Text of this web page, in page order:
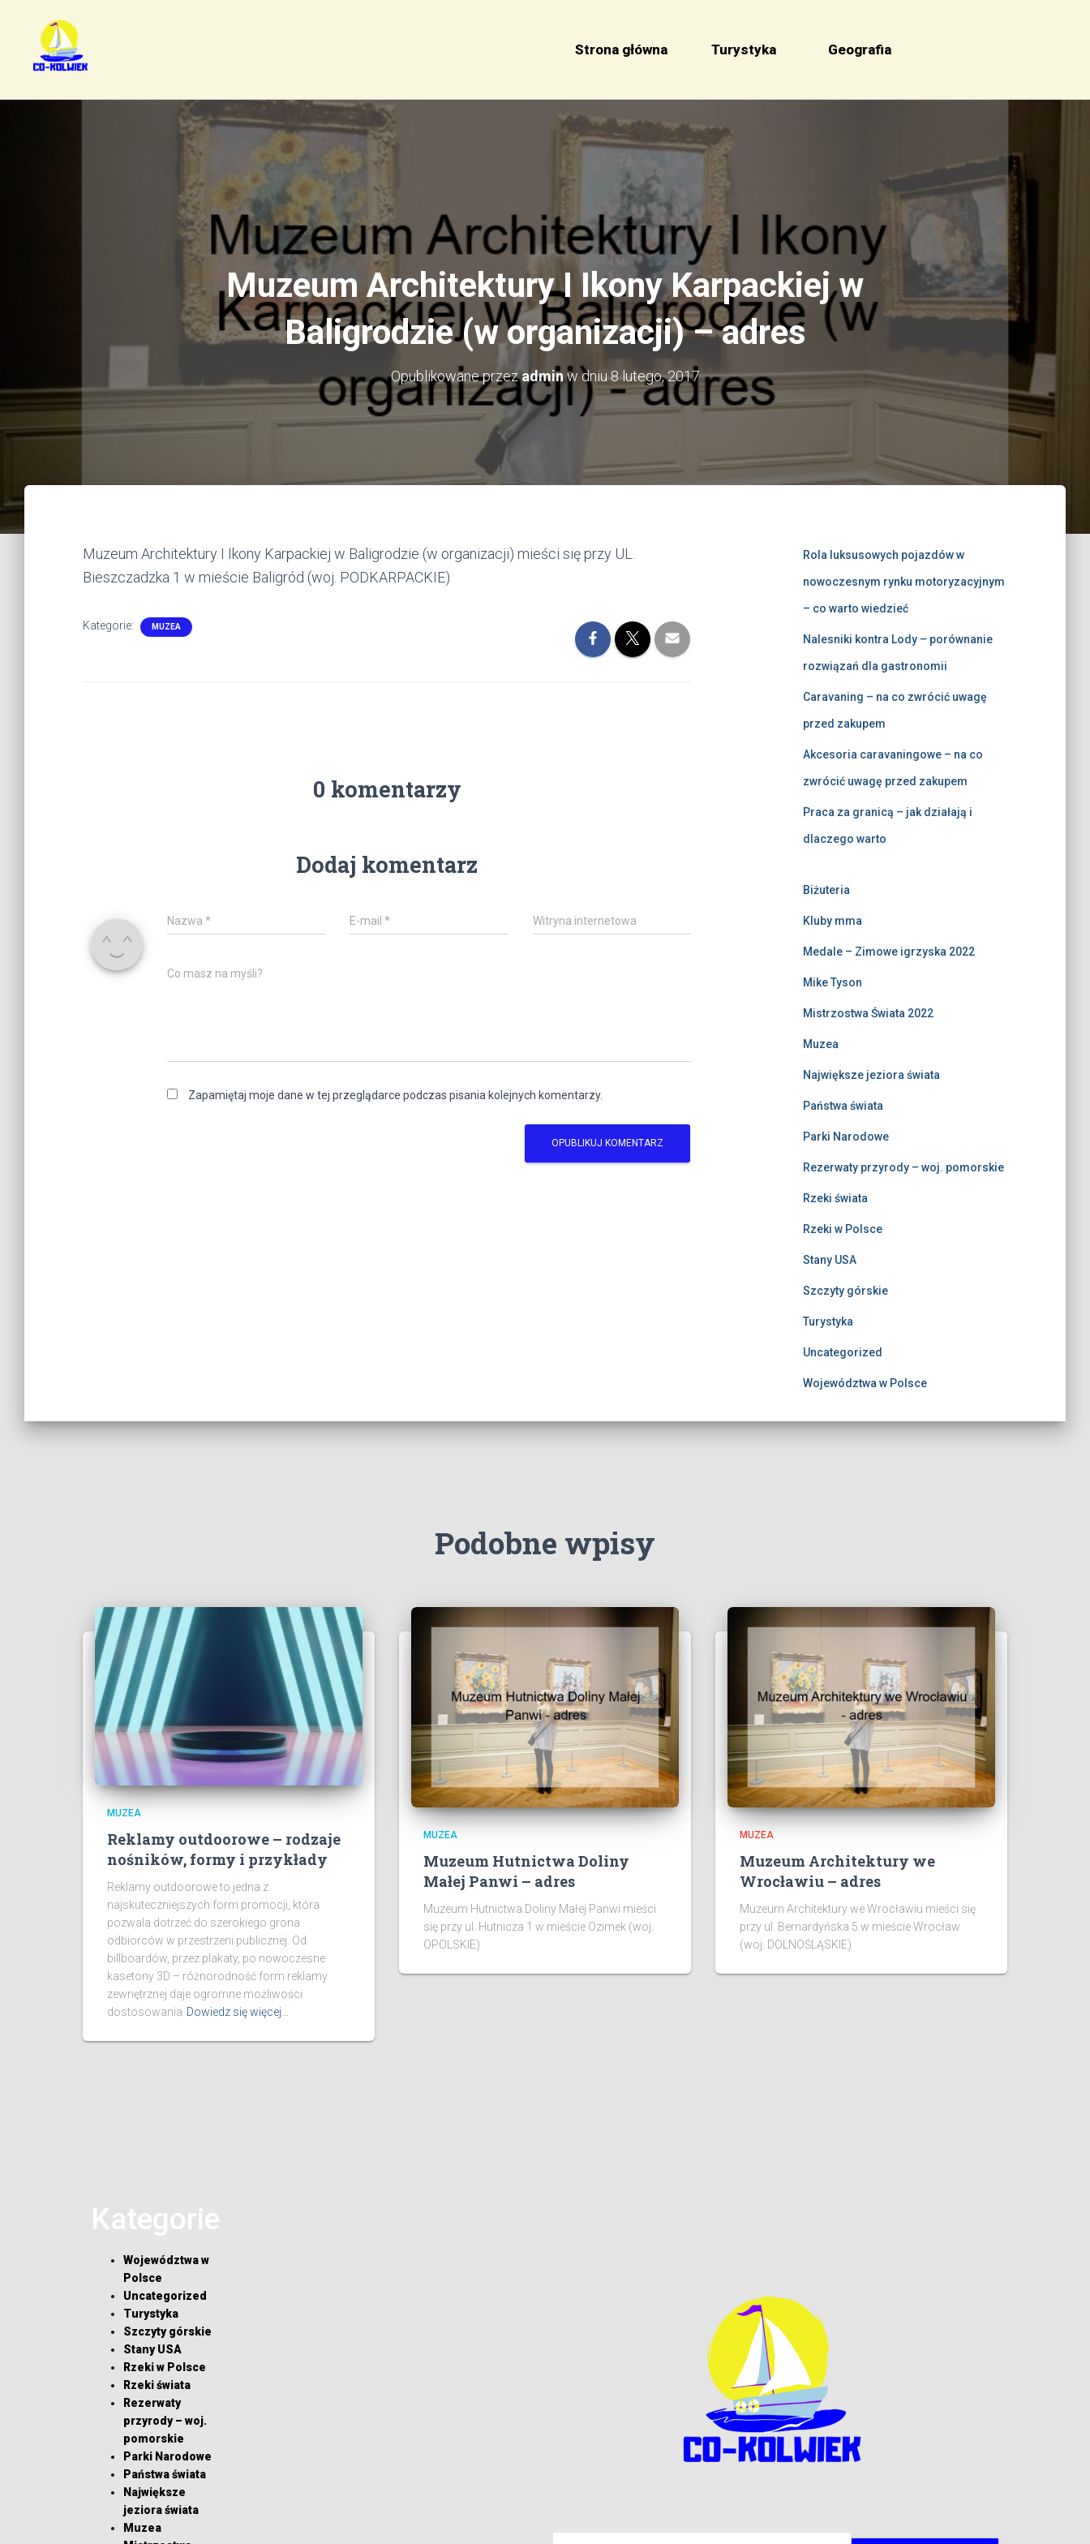
Strona główna Turystyka Geografia
Muzeum Architektury I Ikony Karpackiej w
Baligrodzie (w organizacji) – adres
Opublikowane przezadmin w dniu8 lutego, 2017
Muzeum Architektury I Ikony Karpackiej w Baligrodzie (w organizacji) mieści się przy UL.
Bieszczadzka 1 w mieście Baligród (woj. PODKARPACKIE)
Kategorie: MUZEA
0 komentarzy
Dodaj komentarz
Nazwa * E-mail* Witryna internetowa
Co masz na myśli?
Zapamiętaj moje dane w tej przeglądarce podczas pisania kolejnych komentarzy.
Rola luksusowych pojazdów w
nowoczesnym rynku motoryzacyjnym
– co warto wiedzieć
Nalesniki kontra Lody – porównanie
rozwiązań dla gastronomii
Caravaning – na co zwrócić uwagę
przed zakupem
Akcesoria caravaningowe – na co
zwrócić uwagę przed zakupem
Praca za granicą – jak działają i
dlaczego warto
Biżuteria
Kluby mma
Medale – Zimowe igrzyska 2022
Mike Tyson
Mistrzostwa Świata 2022
Muzea
Największe jeziora świata
Państwa świata
Parki Narodowe
Rezerwaty przyrody – woj. pomorskie
Rzeki świata
Rzeki w Polsce
Stany USA
Szczyty górskie
Turystyka
Uncategorized
Województwa w Polsce
Podobne wpisy
MUZEA
Reklamy outdoorowe – rodzaje
nośników, formy i przykłady
Reklamy outdoorowe to jedna z
najskuteczniejszych form promocji, która
pozwala dotrzeć do szerokiego grona
odbiorców w przestrzeni publicznej. Od
billboardów, przez plakaty, po nowoczesne
kasetony 3D – różnorodność form reklamy
zewnętrznej daje ogromne możliwości
dostosowania Dowiedz się więcej…
MUZEA
Muzeum Hutnictwa Doliny
Małej Panwi – adres
Muzeum Hutnictwa Doliny Małej Panwi mieści
się przy ul. Hutnicza 1 w mieście Ozimek (woj.
OPOLSKIE)
MUZEA
Muzeum Architektury we
Wrocławiu – adres
Muzeum Architektury we Wrocławiu mieści się
przy ul. Bernardyńska 5 w mieście Wrocław
(woj. DOLNOŚLĄSKIE)
Kategorie
Województwa w
Polsce
Uncategorized
Turystyka
Szczyty górskie
Stany USA
Rzeki w Polsce
Rzeki świata
Rezerwaty
przyrody – woj.
pomorskie
Parki Narodowe
Państwa świata
Największe
jeziora świata
Muzea